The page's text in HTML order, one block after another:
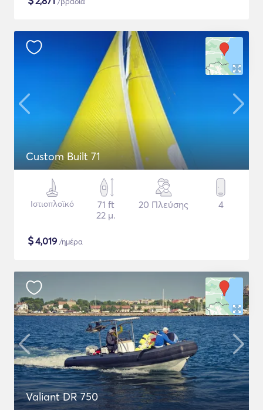
Custom Built 71
Ιστιοπλοϊκό
71 ft
22 μ.
20 Πλεύσης 4
$4,019 /ημέρα
Valiant DR 750